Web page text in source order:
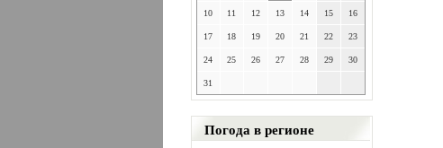
10 11 12 13 14 15 16
17 18 19 20 21 22 23
24 25 26 27 28 29 30
31
Погода в регионе